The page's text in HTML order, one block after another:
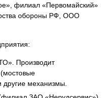
филиал «Первомайский»
обороны РФ, ООО
Производит
механизмы.